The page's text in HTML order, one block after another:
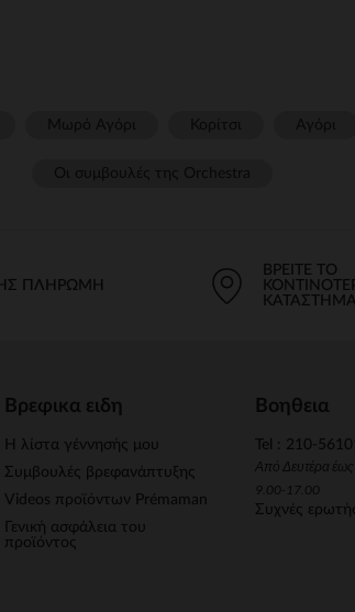
ΠΛΗΡΩΜΉ
ΒΡΕΊΤΕ ΤΟ
ΚΑΤΆΣΤΗΜΑ
Βρεφικα ειδη
Η λίστα γέννησής μου
Συμβουλές βρεφανάπτυξης
Videos προϊόντων Prémaman
Γενική ασφάλεια του
προϊόντος
Βοηθεια
Tel : 210-
Από Δευτέρα
9.00-17.00
Συχνές